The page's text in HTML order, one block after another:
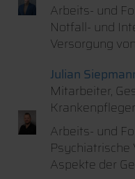
Arbeits- und
Notfall- und
Versorgung
Julian
Mitarbeiter,
Krankenpfleger
Arbeits- und
Psychiatrische
Aspekte der